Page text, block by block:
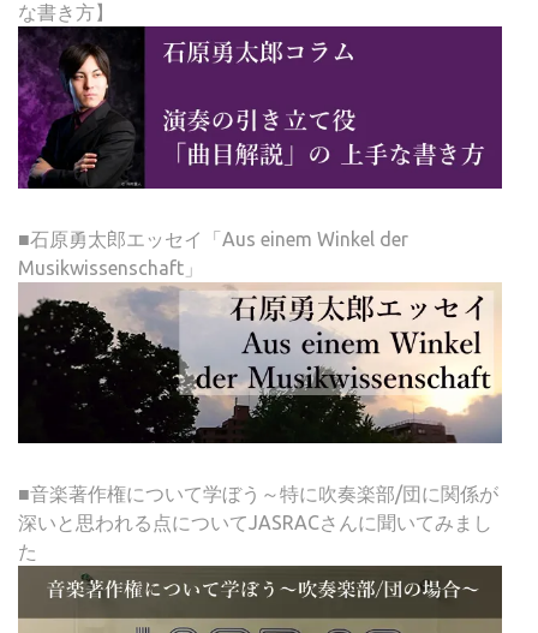
な書き方】
■石原勇太郎エッセイ「Aus einem Winkel der
Musikwissenschaft」
■音楽著作権について学ぼう～特に吹奏楽部/団に関係が
深いと思われる点についてJASRACさんに聞いてみまし
た